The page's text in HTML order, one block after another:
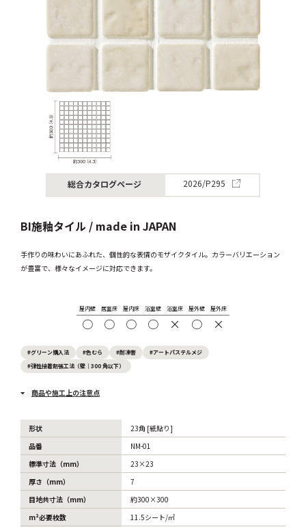
総合カタログページ 2026/P295
BI施釉タイル / made in JAPAN
手作りの味わいにあふれた、個性的な表情のモザイクタイル。カラーバリエーション
が豊富で、様々なイメージに対応できます。
屋内壁
○
居室床
○
屋内床
○
浴室壁
○
浴室床
×
屋外壁
○
屋外床
×
#グリーン購入法 #色むら #耐凍害
#アートパステルメジ
#弾性接着剤張工法（壁｜300 角以下）
商品や施工上の注意点
形状
品番
標準寸法（mm）
厚さ（mm）
目地共寸法（mm）
m²必要枚数
23角 [紙貼り]
NM-01
23×23
7
約300×300
11.5シート/㎡